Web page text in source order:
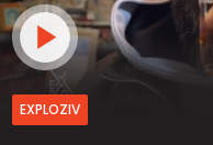
EXPLOZIV